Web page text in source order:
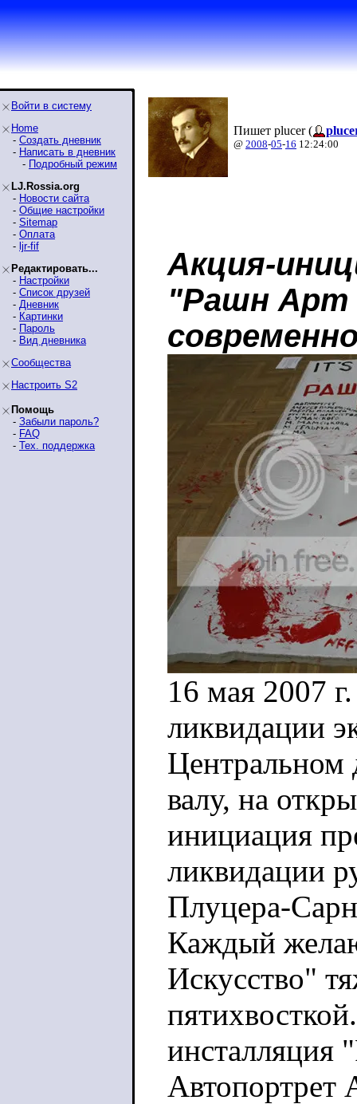
Войти в систему
Home
- Создать дневник
- Написать в дневник
- Подробный режим
LJ.Rossia.org
- Новости сайта
- Общие настройки
- Sitemap
- Оплата
- ljr-fif
Редактировать...
- Настройки
- Список друзей
- Дневник
- Картинки
- Пароль
- Вид дневника
Сообщества
Настроить S2
Помощь
- Забыли пароль?
- FAQ
- Тех. поддержка
Пишет plucer (
@ 2008-05-16 12:24:00
Акция-
"Рашн Арт
16 мая 2007
ликвидации
валу, на
инициация
ликвидации
Плуцера-
Каждый
Искусство"
Автопортрет